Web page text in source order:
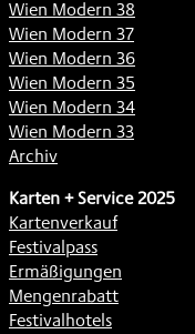
Wien Modern 38
Wien Modern 37
Wien Modern 36
Wien Modern 35
Wien Modern 34
Wien Modern 33
Archiv
Karten + Service 2025
Kartenverkauf
Festivalpass
Ermäßigungen
Mengenrabatt
Festivalhotels